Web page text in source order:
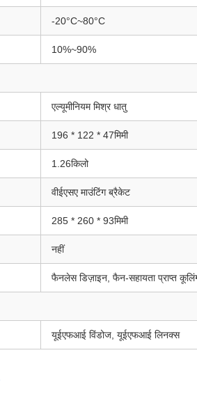
-20°C~80°C
10%~90%
एल्यूमीनियम मिश्र धातु
196 * 122 * 47मिमी
1.26किलो
वीईएसए माउंटिंग ब्रैकेट
285 * 260 * 93मिमी
नहीं
फैनलेस डिज़ाइन, फैन-सहायता प्राप्त
यूईएफआई विंडोज, यूईएफआई लिनक्स